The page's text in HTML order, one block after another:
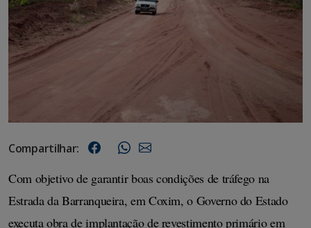
Compartilhar:
Com objetivo de garantir boas condições de tráfego na
Estrada da Barranqueira, em Coxim, o Governo do Estado
executa obra de implantação de revestimento primário em